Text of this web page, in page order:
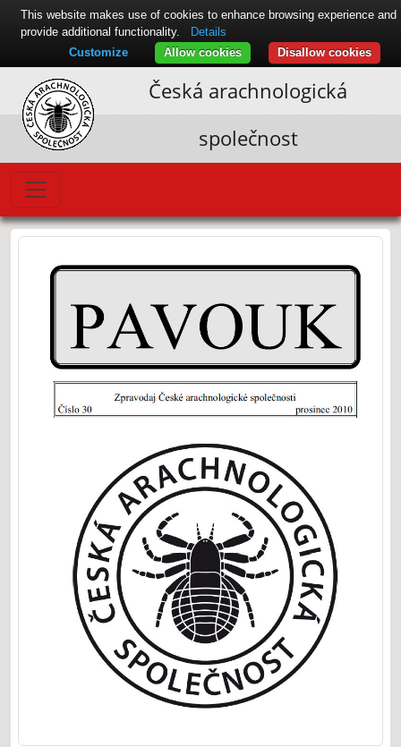
Česká arachnologická
společnost
This website makes use of cookies to enhance browsing experience and
provide additional functionality.
Details
Disallow cookies
Allow cookies
Customize